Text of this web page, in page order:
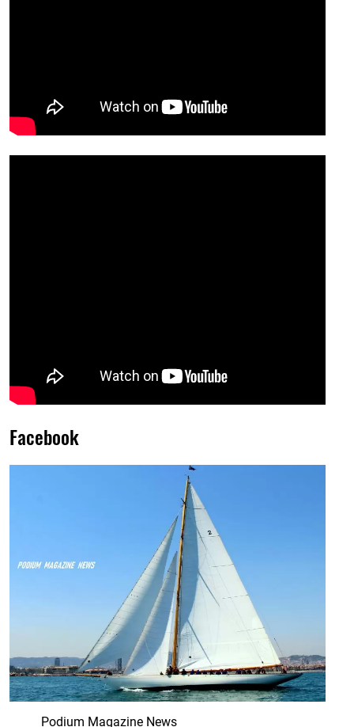
Facebook
Podium Magazine News